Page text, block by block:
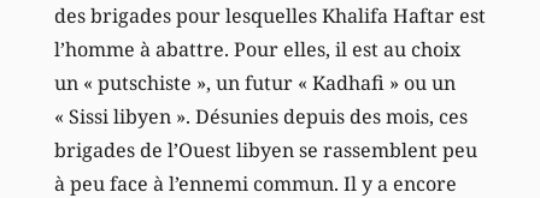
des brigades pour lesquelles Khalifa Haftar est
l’homme à abattre. Pour elles, il est au choix
un « putschiste », un futur « Kadhafi » ou un
« Sissi libyen ». Désunies depuis des mois, ces
brigades de l’Ouest libyen se rassemblent peu
à peu face à l’ennemi commun. Il y a encore